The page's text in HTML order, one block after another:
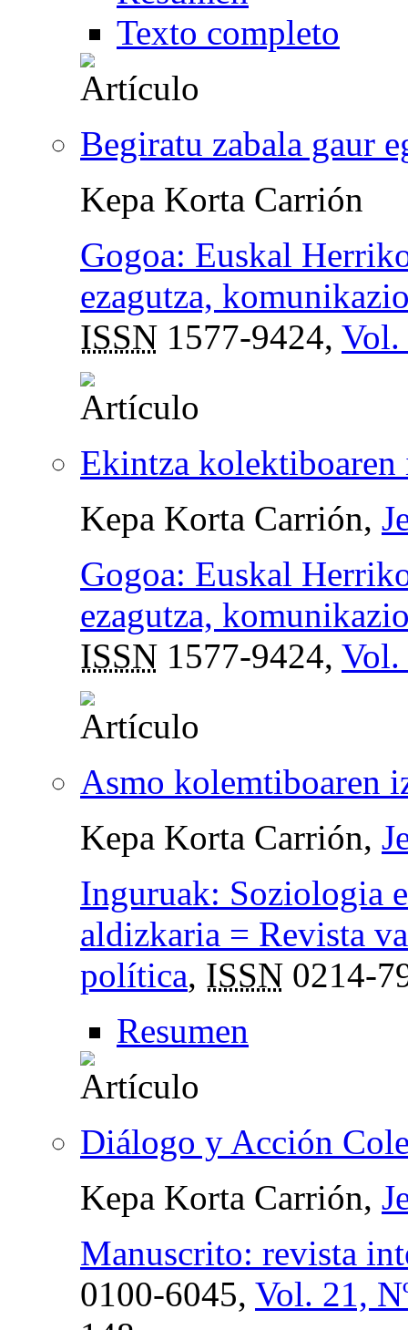
Texto completo
Begiratu zabala gaur
Kepa Korta Carrión
Gogoa: Euskal
ezagutza,
ISSN 1577-9424, Vol.
Ekintza
Kepa Korta Carrión,
Gogoa: Euskal
ezagutza,
ISSN 1577-9424, Vol.
Asmo kolemtiboaren
Kepa Korta Carrión,
Inguruak: Soziologia
aldizkaria = Revista
política, ISSN 0214-
Resumen
Diálogo y Acción
Kepa Korta Carrión,
Manuscrito: revista
0100-6045, Vol. 21,